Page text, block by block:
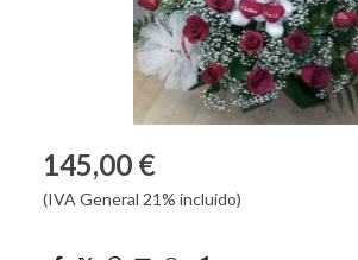
145,00 €
(IVA General 21% incluido)